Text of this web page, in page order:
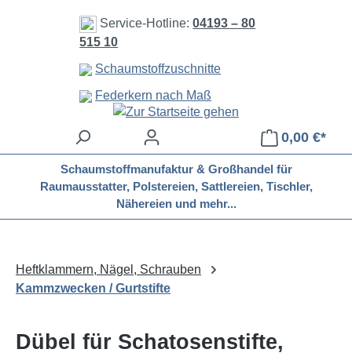
Zum Hauptinhalt springen
Service-Hotline:04193 – 80
515 10
Schaumstoffzuschnitte
Federkern nach Maß
0,00 €*
Schaumstoffmanufaktur & Großhandel für
Raumausstatter, Polstereien, Sattlereien, Tischler,
Nähereien und mehr...
Heftklammern, Nägel, Schrauben
Kammzwecken / Gurtstifte
Dübel für Schatosenstifte,